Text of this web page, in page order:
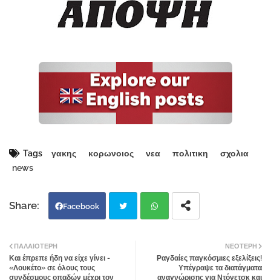
Tags γακης κορωνοιος νεα πολιτικη
σχολια
news
Facebook
atsa
ΝΕΌΤΕΡΗ
Ραγδαίες παγκόσμιες εξελίξεις!
Υπέγραψε τα διατάγματα
αναγνώρισης για Ντόνετσκ και
ΠΑΛΑΙΌΤΕΡΗ
Και έπρεπε ήδη να είχε γίνει -
«Λουκέτο» σε όλους τους
συνδέσμους οπαδών μέχρι τον